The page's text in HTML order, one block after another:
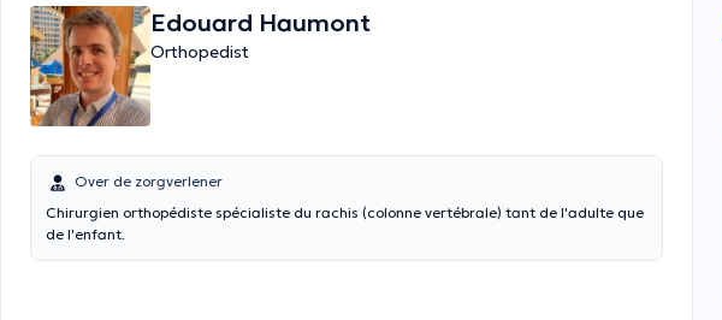
Edouard Haumont
Orthopedist
Over de zorgverlener
Chirurgien orthopédiste spécialiste du rachis (colonne vertébrale) tant de l'adulte que
de l'enfant.